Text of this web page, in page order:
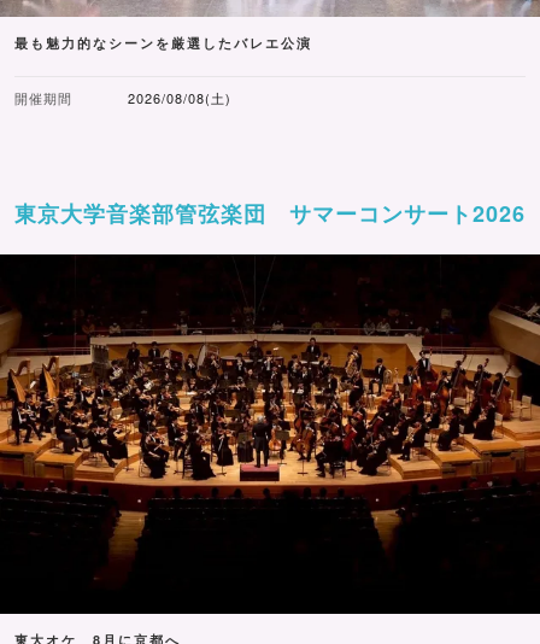
最も魅力的なシーンを厳選したバレエ公演
開催期間 2026/08/08(土)
東京大学音楽部管弦楽団 サマーコンサート2026
東大オケ 8月に京都へ